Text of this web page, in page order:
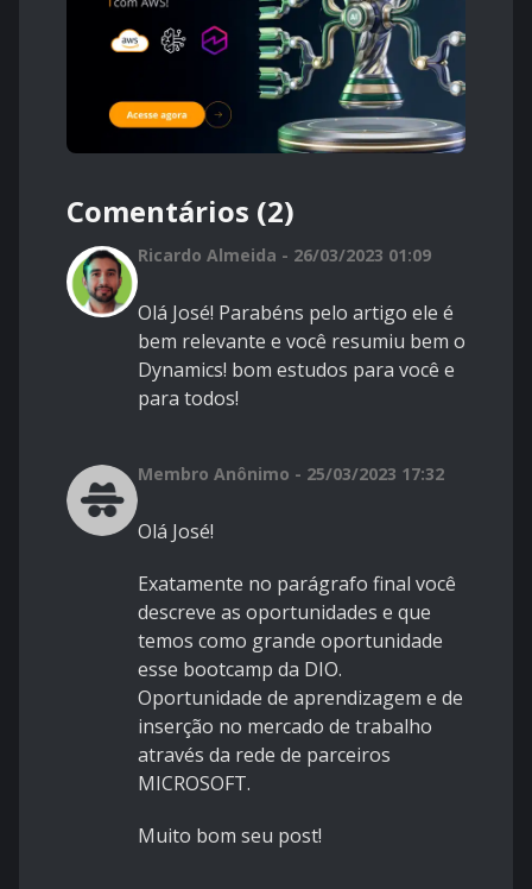
Comentários (2)
Ricardo Almeida - 26/03/2023 01:09
Olá José! Parabéns pelo artigo ele é
bem relevante e você resumiu bem o
Dynamics! bom estudos para você e
para todos!
Membro Anônimo - 25/03/2023 17:32
Olá José!
Exatamente no parágrafo final você
descreve as oportunidades e que
temos como grande oportunidade
esse bootcamp da DIO.
Oportunidade de aprendizagem e de
inserção no mercado de trabalho
através da rede de parceiros
MICROSOFT.
Muito bom seu post!